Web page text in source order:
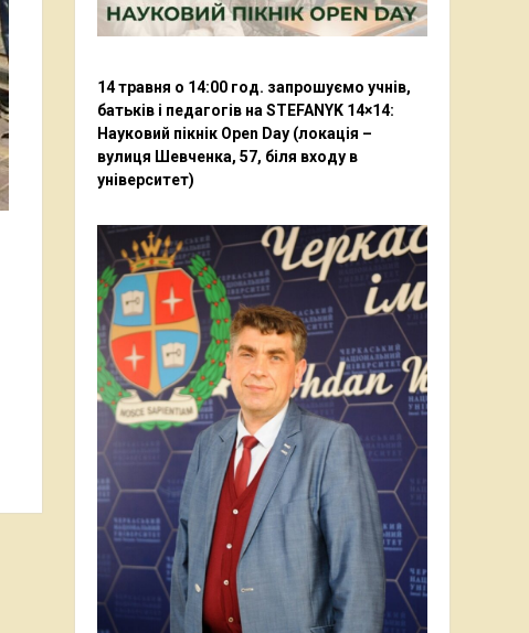
14 травня о 14:00 год. запрошуємо учнів,
батьків і педагогів на STEFANYK 14×14:
Науковий пікнік Open Day (локація –
вулиця Шевченка, 57, біля входу в
університет)